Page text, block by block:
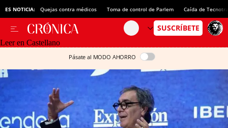
ES NOTICIA: Quejas contra médicos Toma de control de Parlem Caída de
Leer en Castellano
Pásate al MODO AHORRO